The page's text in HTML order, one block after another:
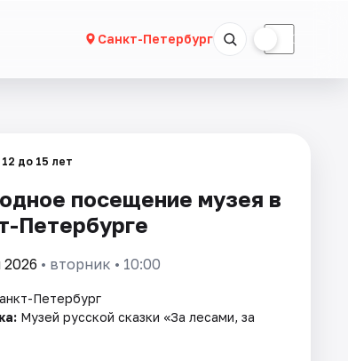
Санкт-Петербург ☾
до 15 лет
посещение музея в
Петербурге
• вторник • 10:00
Петербург
Музей русской сказки «За лесами, за